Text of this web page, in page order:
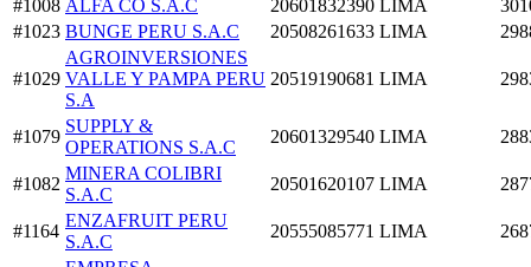
#1008 ALFA CO S.A.C 20601832390 LIMA
#1023 BUNGE PERU S.A.C 20508261633 LIMA
#1029
AGROINVERSIONES
VALLE Y PAMPA PERU
S.A
20519190681 LIMA
#1079
SUPPLY &
OPERATIONS S.A.C
20601329540 LIMA
#1082
MINERA COLIBRI
S.A.C
20501620107 LIMA
#1164
ENZAFRUIT PERU
S.A.C
20555085771 LIMA